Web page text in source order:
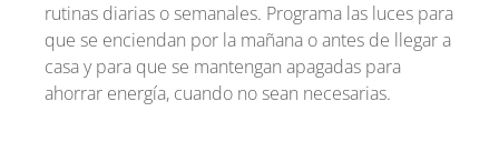
rutinas diarias o semanales. Programa las luces para
que se enciendan por la mañana o antes de llegar a
casa y para que se mantengan apagadas para
ahorrar energía, cuando no sean necesarias.